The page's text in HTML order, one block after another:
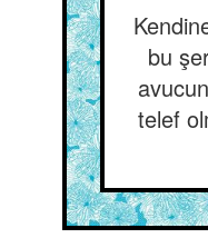
bu
telef